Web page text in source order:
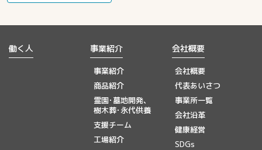
働く人 事業紹介
事業紹介
商品紹介
霊園･墓地開発、
樹木葬･永代供養
支援チーム
工場紹介
会社概要
会社概要
代表あいさつ
事業所一覧
会社沿革
健康経営
SDGs